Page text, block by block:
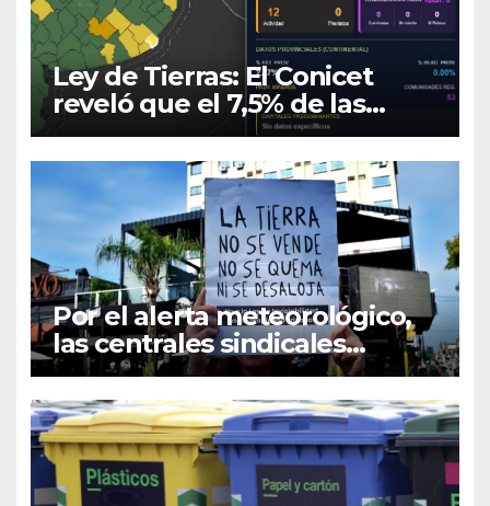
Ley de Tierras: El Conicet
reveló que el 7,5% de las
tierras rurales de Mar del
Plata pertenecen a
extranjeros
Por el alerta meteorológico,
las centrales sindicales
suspendieron la convocatoria
contra la Ley de Tierras en
Mar del Plata